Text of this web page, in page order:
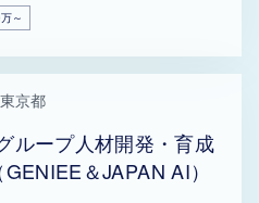
～
東京都
ループ人材開発・育成
＆JAPAN AI）